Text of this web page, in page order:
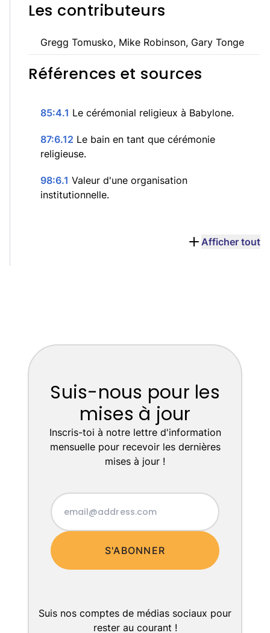
Les contributeurs
Gregg Tomusko, Mike Robinson, Gary Tonge
Références et sources
85:4.1 Le cérémonial religieux à Babylone.
87:6.12 Le bain en tant que cérémonie
religieuse.
98:6.1 Valeur d'une organisation
institutionnelle.
Afficher tout
Suis-nous pour les
mises à jour
Inscris-toi à notre lettre d'information
mensuelle pour recevoir les dernières
mises à jour !
S'ABONNER
Suis nos comptes de médias sociaux pour
rester au courant !